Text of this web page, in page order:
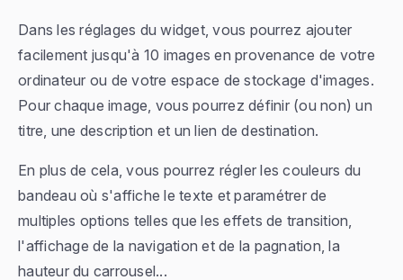
Dans les réglages du widget, vous pourrez ajouter
facilement jusqu'à 10 images en provenance de votre
ordinateur ou de votre espace de stockage d'images.
Pour chaque image, vous pourrez définir (ou non) un
titre, une description et un lien de destination.
En plus de cela, vous pourrez régler les couleurs du
bandeau où s'affiche le texte et paramétrer de
multiples options telles que les effets de transition,
l'affichage de la navigation et de la pagnation, la
hauteur du carrousel...